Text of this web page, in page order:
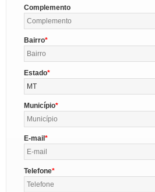
Complemento
Bairro
Estado
MT
Município
E-mail
Telefone